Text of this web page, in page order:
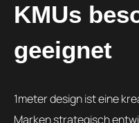
KMUs
geeignet
1meter design ist eine
Marken strategisch